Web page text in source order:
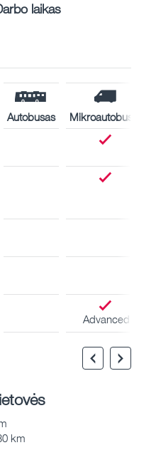
laikas
Autobusas
Mikroautobusas
Advanced
km